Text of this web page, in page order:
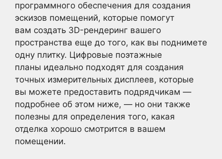
программного обеспечения для создания
эскизов помещений, которые помогут
вам создать 3D-рендеринг вашего
пространства еще до того, как вы поднимете
одну плитку. Цифровые поэтажные
планы идеально подходят для создания
точных измерительных дисплеев, которые
вы можете предоставить подрядчикам —
подробнее об этом ниже, — но они также
полезны для определения того, какая
отделка хорошо смотрится в вашем
помещении.